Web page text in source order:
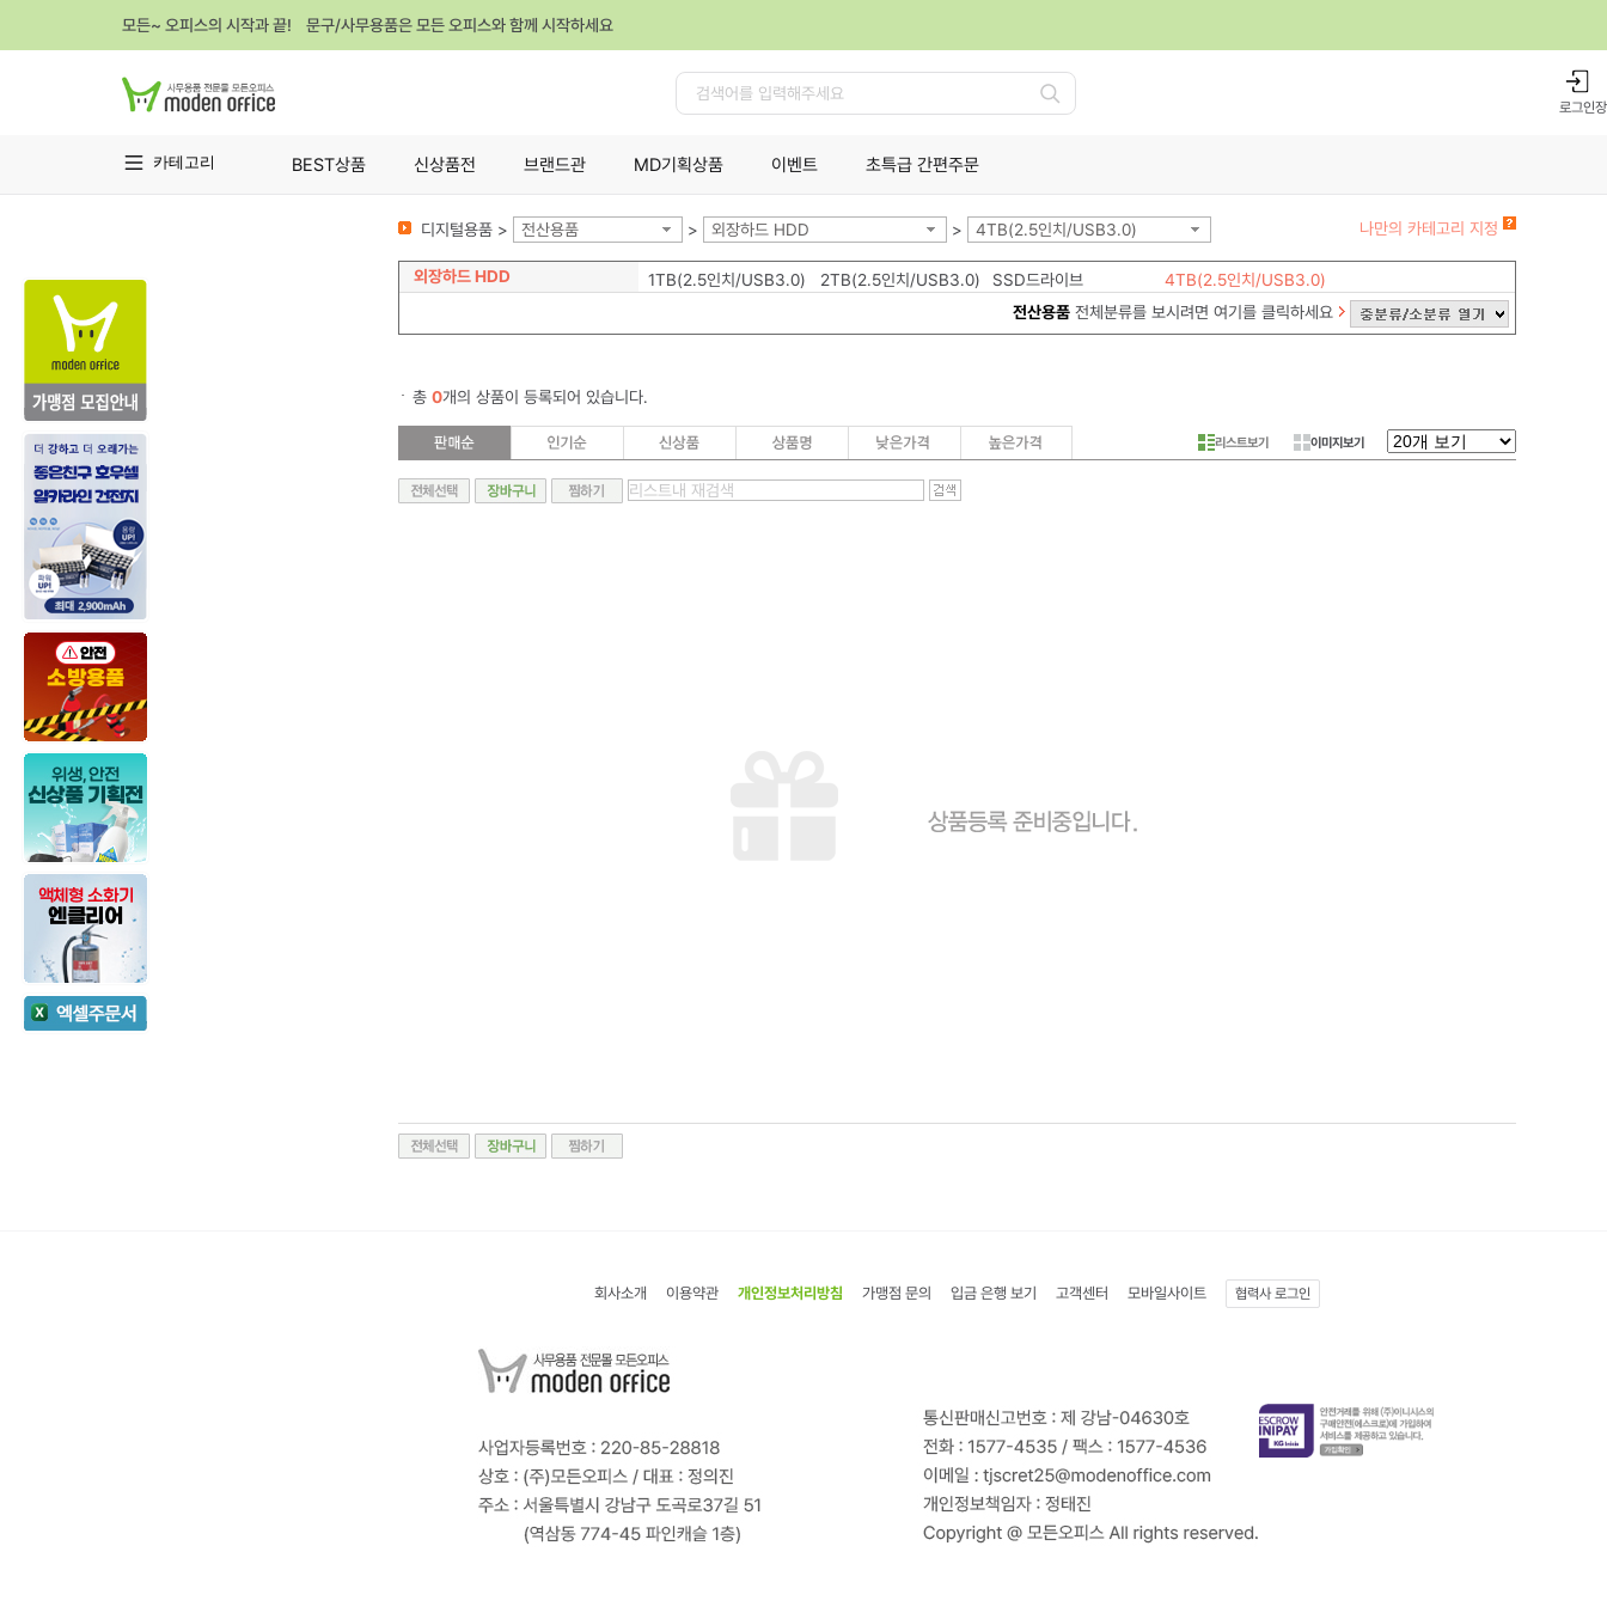
모든~ 오피스의 시작과 끝! 문구/사무용품은 모든 오피스와 함께 시작하세요
검
로그인
카테고리 BEST상품 신상품전 브랜드관 MD기획상품 이벤트 초특급 간편주문
디지털용품 > 전산용품 > 외장하드 HDD > 4TB(2.5인치/USB3.0) 나만의 카테고리 지정
외장하드 HDD 1TB(2.5인치/USB3.0) 2TB(2.5인치/USB3.0) SSD드라이브
4TB(2.5인치/USB3.0)
전산용품전체분류를 보시려면 여기를 클릭하세요
총 0개의 상품이 등록되어 있습니다.
리스트보기 이미지보기
회사소개 이용약관 개인정보처리방침 가맹점 문의 입금 은행 보기 고객센터 모바일사이트 협력사 로그인